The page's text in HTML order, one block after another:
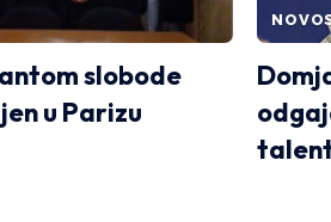
slobode
u Parizu